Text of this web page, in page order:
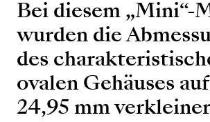
Bei diesem „Mini“-
wurden die
des
ovalen Gehäuses
24,95 mm